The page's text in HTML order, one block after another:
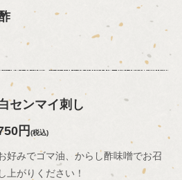
センマイ刺し
円(税込)
好みでゴマ油、からし酢味噌でお召
し上がりください！